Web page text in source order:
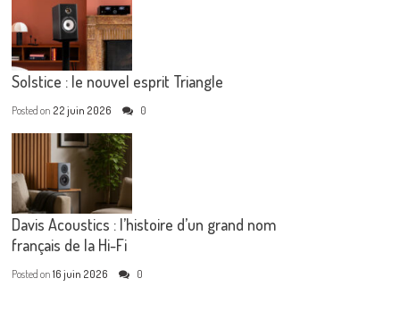
Solstice : le nouvel esprit Triangle
Posted on 22 juin 2026 0
Davis Acoustics : l’histoire d’un grand nom
français de la Hi-Fi
Posted on16 juin 2026 0